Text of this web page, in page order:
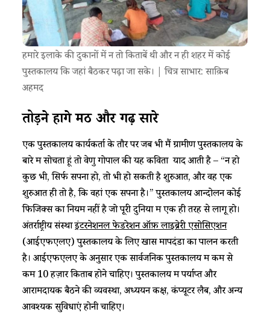
हमारे इलाके की दुकानों में न तो किताबें थी और न ही शहर में कोई
पुस्तकालय कि जहां बैठकर पढ़ा जा सके। | चित्र साभार: साक़िब
अहमद
तोड़ने होंगे मठ और गढ़ सारे
एक पुस्तकालय कार्यकर्ता के तौर पर जब भी मैं ग्रामीण पुस्तकालय के
बारे में सोचता हूं तो वेणु गोपाल की यह कविता याद आती है – “न हो
कुछ भी, सिर्फ सपना हो, तो भी हो सकती है शुरुआत, और वह एक
शुरुआत ही तो है, कि वहां एक सपना है।” पुस्तकालय आन्दोलन कोई
फिजिक्स का नियम नहीं है जो पूरी दुनिया में एक ही तरह से लागू हो।
अंतर्राष्ट्रीय संस्थाइंटरनेशनल फेडरेशन ऑफ़ लाइब्रेरी एसोसिएशन
(आईएफएलए) पुस्तकालय के लिए खास मापदंडों का पालन करती
है। आईएफएलए के अनुसार एक सार्वजनिक पुस्तकालय में कम से
कम 10 हज़ार किताबें होने चाहिए। पुस्तकालय में पर्याप्त और
आरामदायक बैठने की व्यवस्था, अध्ययन कक्ष, कंप्यूटर लैब, और अन्य
आवश्यक सुविधाएं होनी चाहिए।